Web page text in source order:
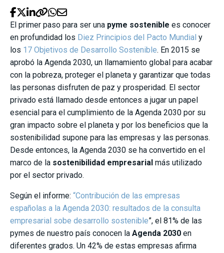
El primer paso para ser una pyme sostenible es conocer
en profundidad los Diez Principios del Pacto Mundial y
los 17 Objetivos de Desarrollo Sostenible. En 2015 se
aprobó la Agenda 2030, un llamamiento global para acabar
con la pobreza, proteger el planeta y garantizar que todas
las personas disfruten de paz y prosperidad. El sector
privado está llamado desde entonces a jugar un papel
esencial para el cumplimiento de la Agenda 2030 por su
gran impacto sobre el planeta y por los beneficios que la
sostenibilidad supone para las empresas y las personas.
Desde entonces, la Agenda 2030 se ha convertido en el
marco de la sostenibilidad empresarial más utilizado
por el sector privado.
Según el informe: “Contribución de las empresas
españolas a la Agenda 2030: resultados de la consulta
empresarial sobe desarrollo sostenible”, el 81% de las
pymes de nuestro país conocen la Agenda 2030 en
diferentes grados. Un 42% de estas empresas afirma